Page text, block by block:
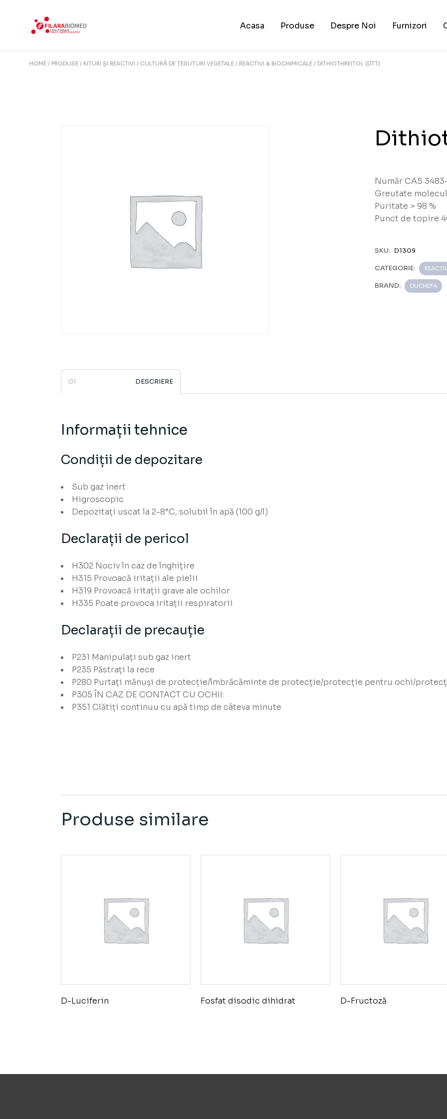
Acasa Produse Despre Noi Furnizori
HOME PRODUSE KITURI ȘI REACTIVI CULTURĂ DE ȚESUTURI VEGETALE REACTIVI & BIOCHIMICALE DITHIOTHREITOL (DTT)
Număr CAS
Greutate
Puritate > 98 %
Punct de topire
SKU: D1309
CATEGORIE:
BRAND: DUCHEFA
DESCRIERE
Informații tehnice
Condiții de depozitare
Sub gaz inert
Higroscopic
Depozitați uscat la 2-8°C, solubil în apă (100 g/l)
Declarații de pericol
H302 Nociv în caz de înghițire
H315 Provoacă iritații ale pielii
H319 Provoacă iritații grave ale ochilor
H335 Poate provoca iritații respiratorii
Declarații de precauție
P231 Manipulați sub gaz inert
P235 Păstrați la rece
P280 Purtați mănuși de protecție/îmbrăcăminte de protecție/protecție pentru ochi/
P305 ÎN CAZ DE CONTACT CU OCHII:
P351 Clătiți continuu cu apă timp de câteva minute
Produse similare
D-Luciferin Fosfat disodic dihidrat D-Fructoză